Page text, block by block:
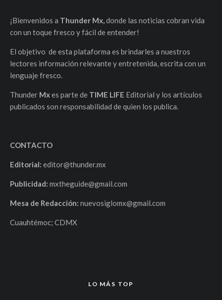
¡Bienvenidos a Thunder Mx,donde las noticias cobran vida
con un toque fresco y fácil de entender!
El objetivo de esta plataforma es brindarles a nuestros
lectores información relevante y entretenida, escrita con un
lenguaje fresco.
Thunder Mxes parte de TIME LIFE Editorial y los artículos
publicados son responsabilidad de quien los publica.
CONTACTO
Editorial: editor@thunder.mx
Publicidad: mxtheguide@gmail.com
Mesa de Redacción: nuevosiglomx@gmail.com
Cuauhtémoc; CDMX
LO MÁS TOP